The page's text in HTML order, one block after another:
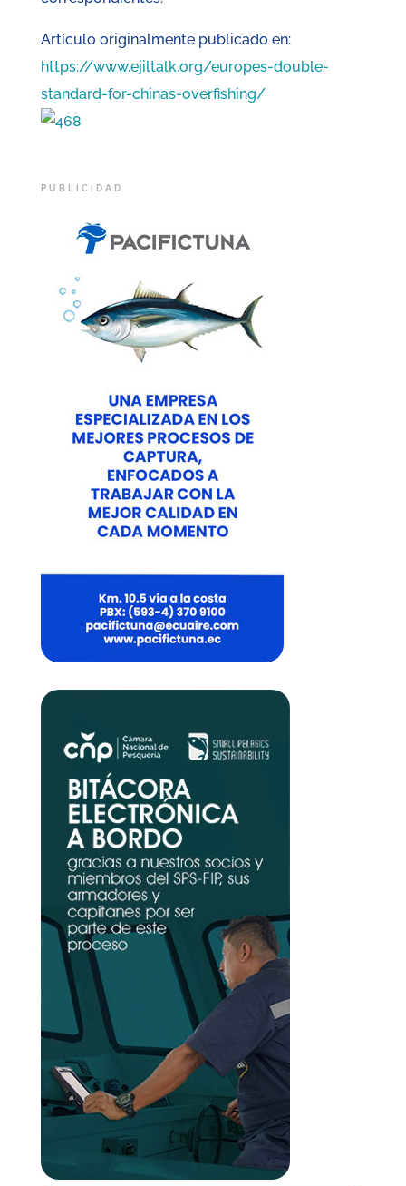
Artículo originalmente publicado en:
https://www.ejiltalk.org/europes-double-
standard-for-chinas-overfishing/